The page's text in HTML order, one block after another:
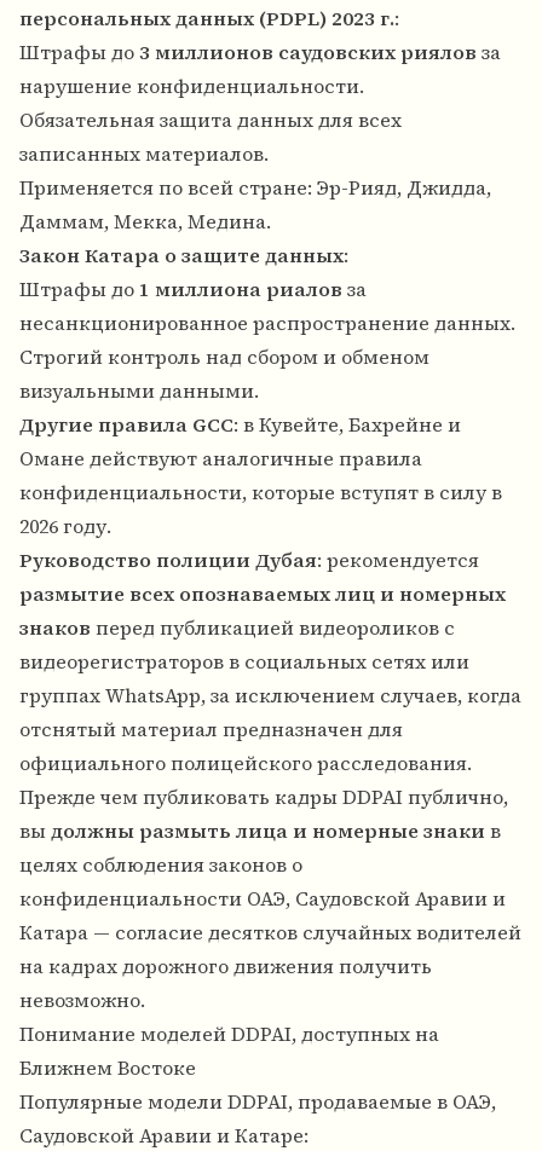
персональных данных (PDPL) 2023 г.:
Штрафы до3 миллионов саудовских риялов за
нарушение конфиденциальности.
Обязательная защита данных для всех
записанных материалов.
Применяется по всей стране: Эр-Рияд, Джидда,
Даммам, Мекка, Медина.
Закон Катара о защите данных:
Штрафы до 1 миллиона риалов за
несанкционированное распространение данных.
Строгий контроль над сбором и обменом
визуальными данными.
Другие правила GCC: в Кувейте, Бахрейне и
Омане действуют аналогичные правила
конфиденциальности, которые вступят в силу в
2026 году.
Руководство полиции Дубая: рекомендуется
размытие всех опознаваемых лиц и номерных
знаков перед публикацией видеороликов с
видеорегистраторов в социальных сетях или
группах WhatsApp, за исключением случаев, когда
отснятый материал предназначен для
официального полицейского расследования.
Прежде чем публиковать кадры DDPAI публично,
выдолжны размыть лица и номерные знаки в
целях соблюдения законов о
конфиденциальности ОАЭ, Саудовской Аравии и
Катара — согласие десятков случайных водителей
на кадрах дорожного движения получить
невозможно.
Понимание моделей DDPAI, доступных на
Ближнем Востоке
Популярные модели DDPAI, продаваемые в ОАЭ,
Саудовской Аравии и Катаре: